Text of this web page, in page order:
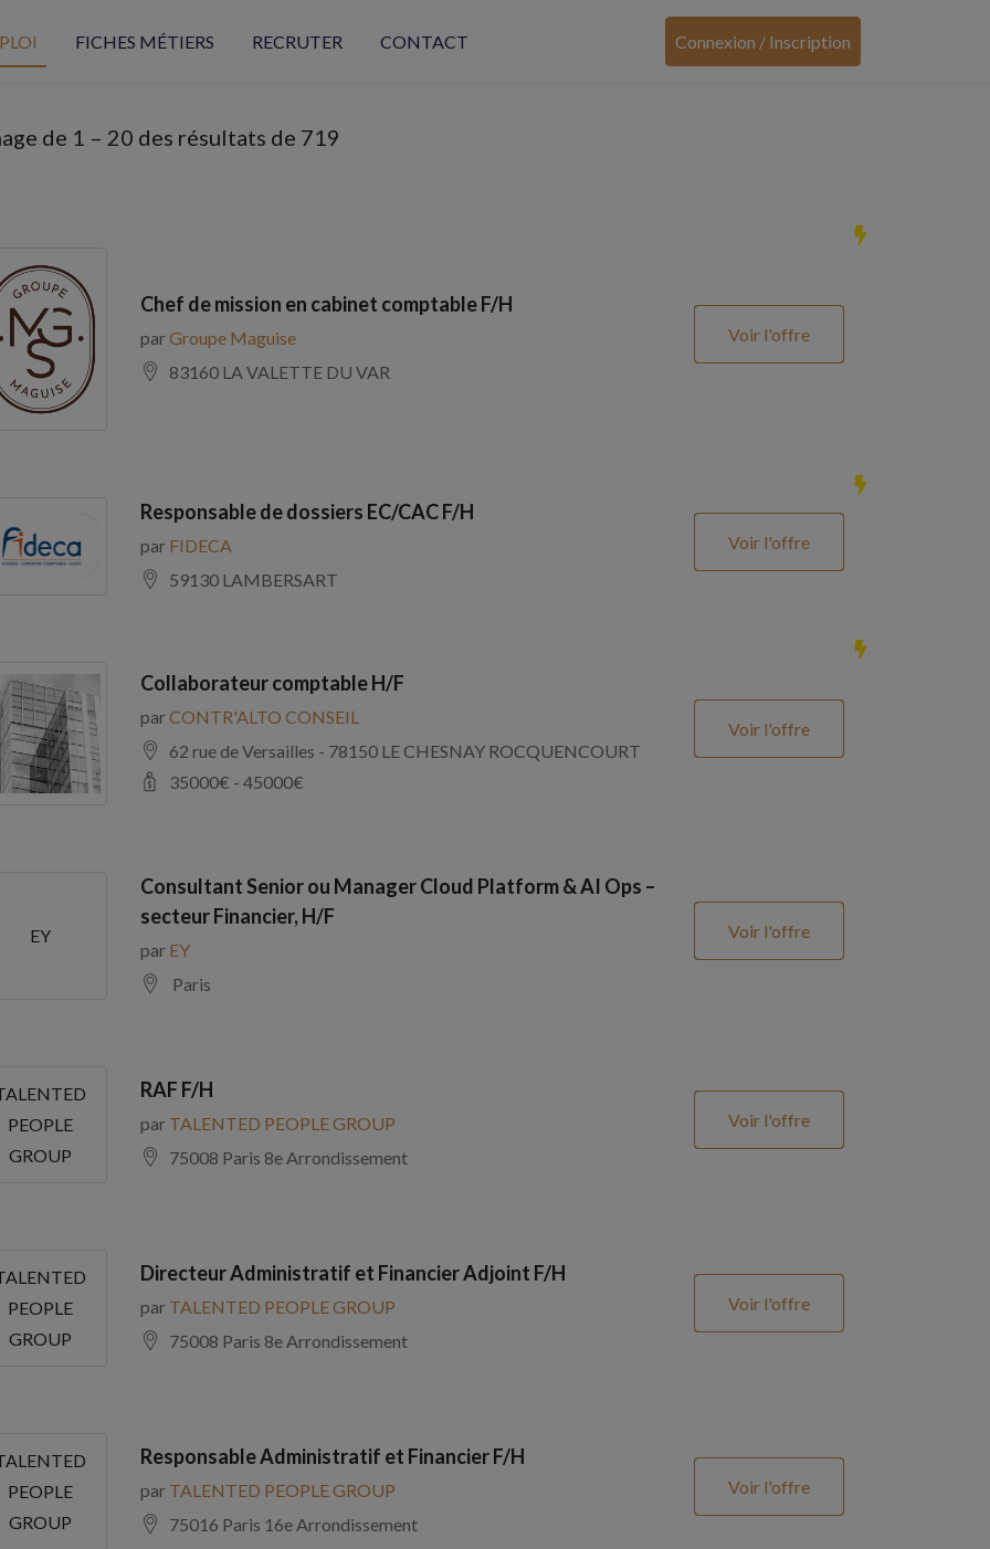
FICHES MÉTIERS RECRUTER CONTACT Connexion / Inscription
de 1 – 20 des résultats de 719
Chef de mission en cabinet comptable F/H
parGroupe Maguise
83160 LA VALETTE DU VAR
Voir l'offre
Responsable de dossiers EC/CAC F/H
par FIDECA
59130 LAMBERSART
Voir l'offre
Collaborateur comptable H/F
parCONTR'ALTO CONSEIL
62 rue de Versailles - 78150 LE CHESNAY ROCQUENCOURT
35000€ - 45000€
Voir l'offre
EY
Consultant Senior ou Manager Cloud Platform & AI Ops –
secteur Financier, H/F
par EY
Paris
Voir l'offre
PEOPLE
GROUP
RAF F/H
par TALENTED PEOPLE GROUP
75008 Paris 8e Arrondissement
Voir l'offre
PEOPLE
GROUP
Directeur Administratif et Financier Adjoint F/H
par TALENTED PEOPLE GROUP
75008 Paris 8e Arrondissement
Voir l'offre
PEOPLE
GROUP
Responsable Administratif et Financier F/H
par TALENTED PEOPLE GROUP
75016 Paris 16e Arrondissement
Voir l'offre